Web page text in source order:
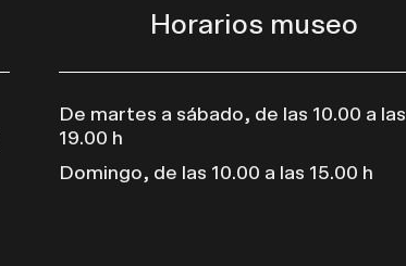
Horarios museo
De martes a sábado, de las 10.00 a las
19.00 h
Domingo, de las 10.00 a las 15.00 h